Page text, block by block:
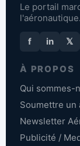
Le portail
l'aéronautique.
f in 𝕏
À PROPOS
Qui sommes-
Soumettre un
Newsletter
Publicité /